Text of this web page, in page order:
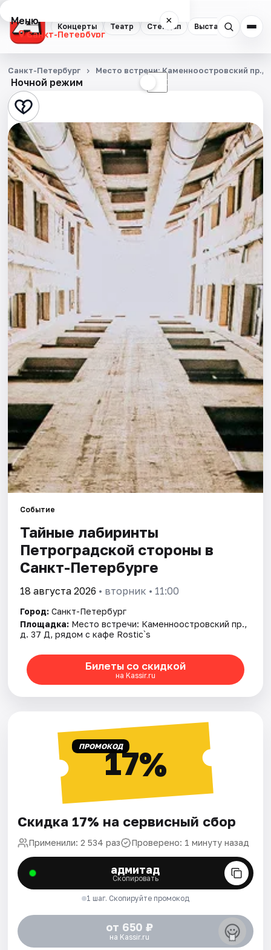
Концерты Театр Стендап Выставки
Меню ×
Санкт-Петербург
Концерты
Театр
Стендап
Выставки
Квесты
Экскурсии
Спорт
События
Города
Площадки
Артисты
Рейтинги
Ночной режим ☾
Санкт-Петербург Место встречи: Каменноостровский пр.,
Событие
Тайные лабиринты
Петроградской стороны в
Санкт-Петербурге
18 августа 2026 • вторник • 11:00
Город: Санкт-Петербург
Площадка: Место встречи: Каменноостровский пр.,
д. 37 Д, рядом с кафе Rostic`s
Билеты со скидкой
на Kassir.ru
ПРОМОКОД17%
Скидка 17% на сервисный сбор
Применили: 2 534 раз Проверено: 1 минуту назад
адмитад
Скопировать
1 шаг. Скопируйте промокод
от 650 ₽
на Kassir.ru